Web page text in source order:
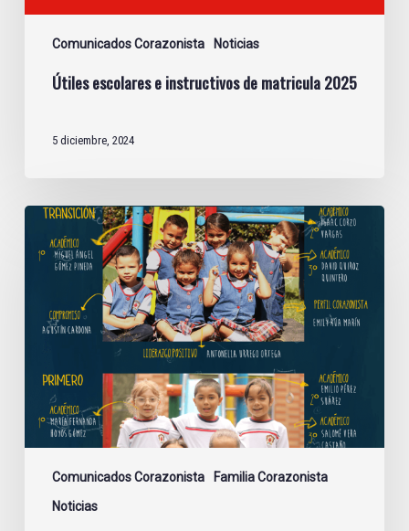
Comunicados Corazonista Noticias
Útiles escolares e instructivos de matricula 2025
5 diciembre, 2024
Comunicados Corazonista
Familia Corazonista
Noticias
Cuadros
reconocimiento
periodo